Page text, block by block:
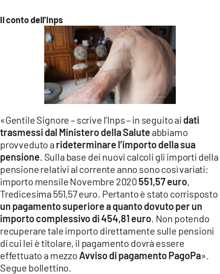
Il conto dell’Inps
«Gentile Signore – scrive l’Inps – in seguito ai dati
trasmessi dal Ministero della Salute abbiamo
provveduto a rideterminare l’importo della sua
pensione. Sulla base dei nuovi calcoli gli importi della
pensione relativi al corrente anno sono così variati:
importo mensile Novembre 2020 551,57 euro,
Tredicesima 551,57 euro. Pertanto è stato corrisposto
un pagamento superiore a quanto dovuto per un
importo complessivo di 454,81 euro. Non potendo
recuperare tale importo direttamente sulle pensioni
di cui lei è titolare, il pagamento dovrà essere
effettuato a mezzo Avviso di pagamento PagoPa».
Segue bollettino.